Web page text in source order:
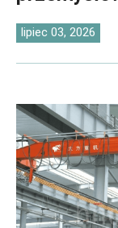
lipiec 03, 2026